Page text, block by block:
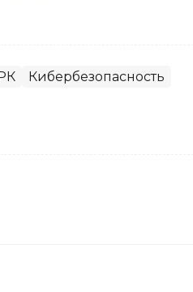
Кибербезопасность